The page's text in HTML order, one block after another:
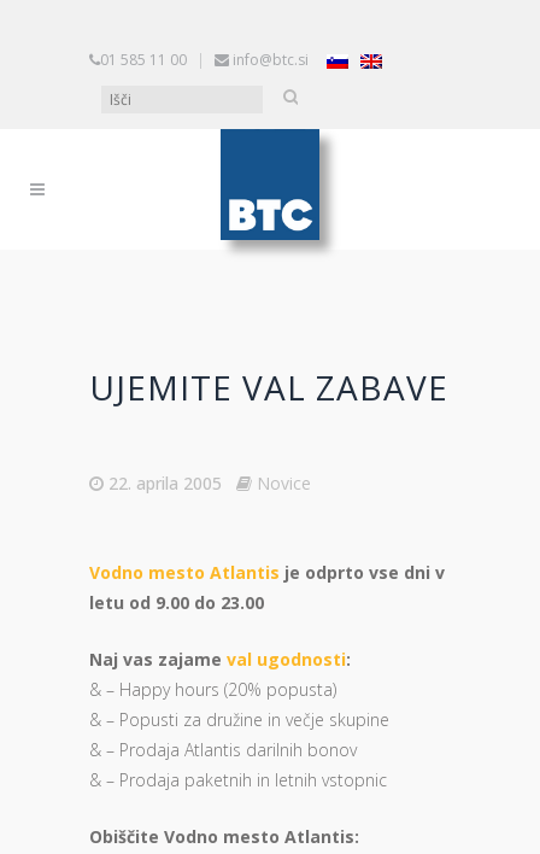
01 585 11 00 | info@btc.si
UJEMITE VAL ZABAVE
22. aprila 2005 Novice
Vodno mesto Atlantis je odprto vse dni v
letu od 9.00 do 23.00
Naj vas zajame val ugodnosti:
& – Happy hours (20% popusta)
& – Popusti za družine in večje skupine
& – Prodaja Atlantis darilnih bonov
& – Prodaja paketnih in letnih vstopnic
Obiščite Vodno mesto Atlantis: